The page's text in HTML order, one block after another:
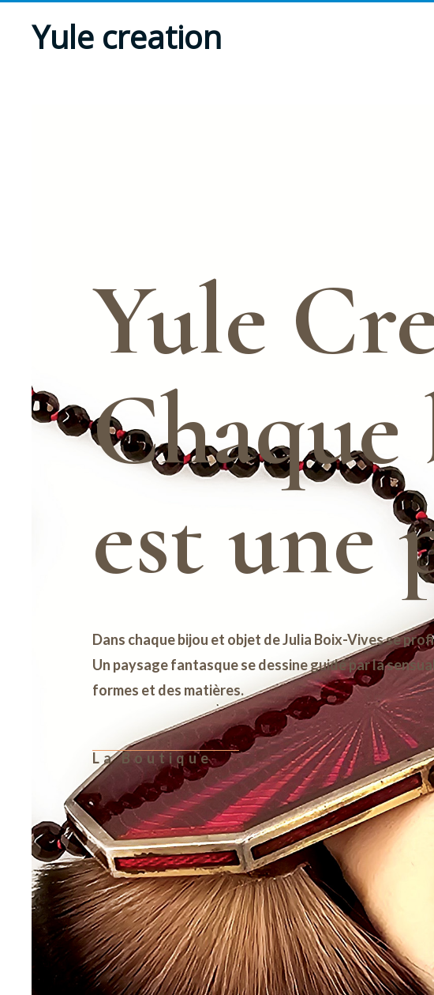
Yule creation
Yule
est une
Dans chaque bijou et objet de Julia Boix-Vives se
Un paysage fantasque se dessine guidé par la
formes et des matières.
La Boutique